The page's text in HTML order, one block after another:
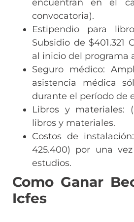
encuentran en el
convocatoria).
Estipendio para
Subsidio de $401.321
al inicio del programa
Seguro médico:
asistencia médica
durante el período de
Libros y materiales:
libros y materiales.
Costos de
425.400) por una
estudios.
Como Ganar
Icfes